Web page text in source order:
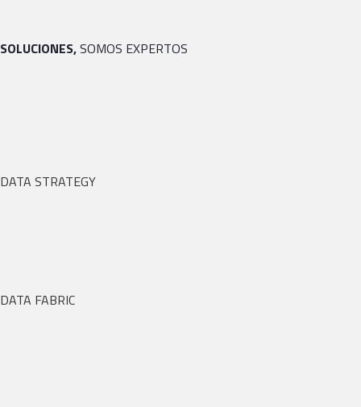
SOLUCIONES,SOMOS EXPERTOS
DATA STRATEGY
DATA FABRIC